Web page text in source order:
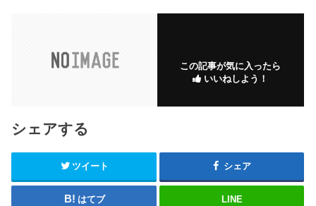
この記事が気に入ったら
いいねしよう！
シェアする
ツイート シェア
はてブ LINE